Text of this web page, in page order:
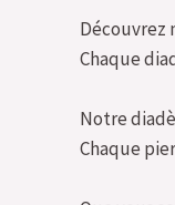
Découvrez
Chaque
Notre
Chaque